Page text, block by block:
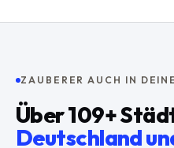
ZAUBERER AUCH IN
Über109+
Deutschland